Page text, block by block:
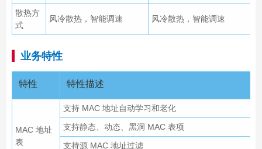
散热方
式
风冷散热，智能调速 风冷散热，智能调速
业务特性
特性 特性描述
MAC 地址
表
支持 MAC 地址自动学习和老化
支持静态、动态、黑洞 MAC 表项
支持源 MAC 地址过滤